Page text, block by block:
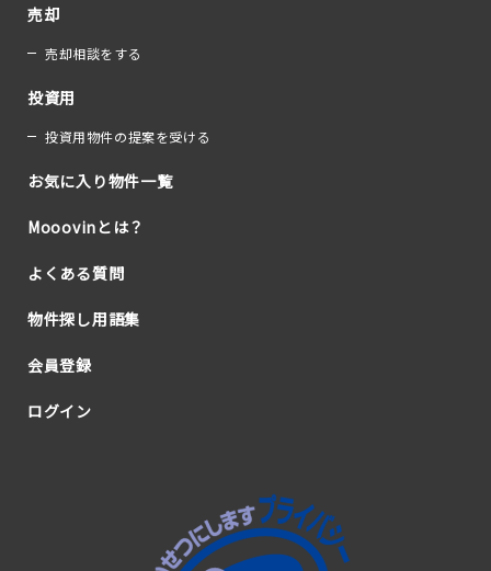
売却
売却相談をする
投資用
投資用物件の提案を受ける
お気に入り物件一覧
Mooovinとは？
よくある質問
物件探し用語集
会員登録
ログイン